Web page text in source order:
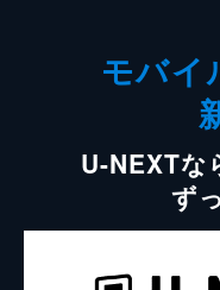
モバイ
U-NEXTな
ず